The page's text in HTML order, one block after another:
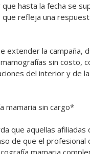
hasta la fecha se
que refleja una
extender la campaña,
sin costo,
del interior y de
mamaria sin cargo*
que aquellas
de que el
mamaria